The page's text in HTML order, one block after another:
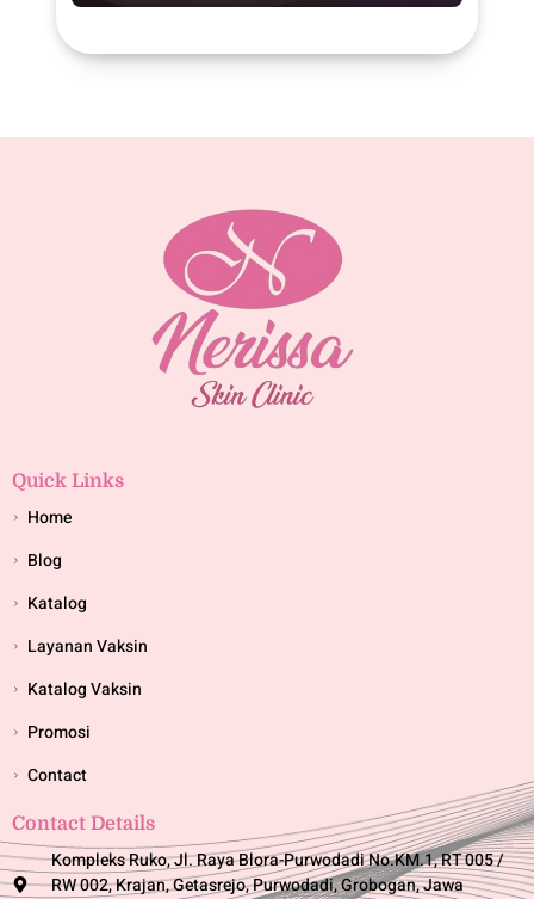
Quick Links
Home
Blog
Katalog
Layanan Vaksin
Katalog Vaksin
Promosi
Contact
Contact Details
Kompleks Ruko, Jl. Raya Blora-Purwodadi No.KM.1, RT 005 /
RW 002, Krajan, Getasrejo, Purwodadi, Grobogan, Jawa